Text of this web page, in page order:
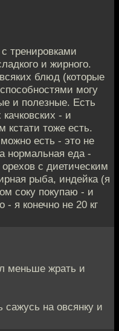
тренировками
и жирного.
блюд (которые
могу
и полезные. Есть
- и
кстати тоже есть.
есть - это не
нормальная еда -
с диетическим
рыба, индейка (я
соку покупаю - и
я конечно не 20 кг
меньше жрать и
сажусь на овсянку и